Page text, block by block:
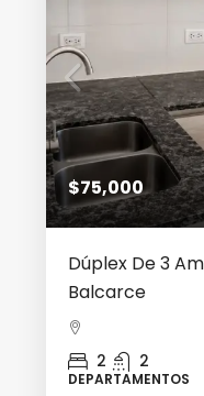
$75,000
Dúplex De 3
Balcarce
2 2
DEPARTAMENTOS